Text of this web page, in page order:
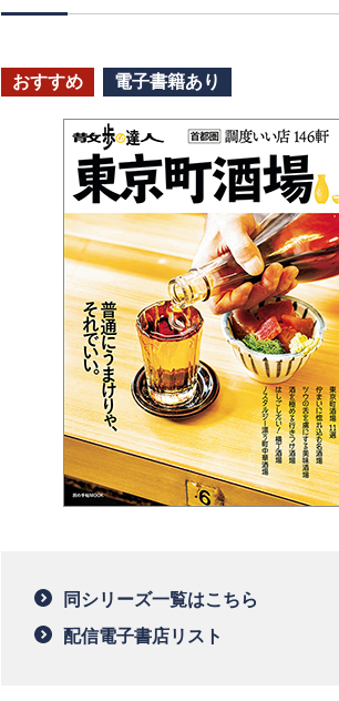
おすすめ 電子書籍あり
同シリーズ一覧はこちら
配信電子書店リスト